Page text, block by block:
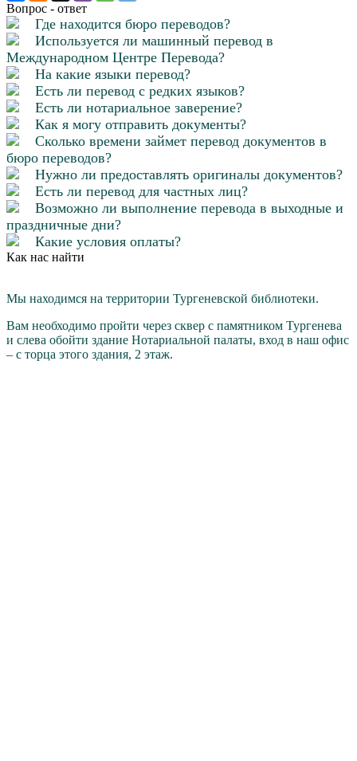
Вопрос - ответ
Где находится бюро переводов?
Используется ли машинный перевод в
Международном Центре Перевода?
На какие языки перевод?
Есть ли перевод с редких языков?
Есть ли нотариальное заверение?
Как я могу отправить документы?
Сколько времени займет перевод документов в
бюро переводов?
Нужно ли предоставлять оригиналы документов?
Есть ли перевод для частных лиц?
Возможно ли выполнение перевода в выходные и
праздничные дни?
Какие условия оплаты?
Как нас найти
Мы находимся на территории Тургеневской библиотеки.
Вам необходимо пройти через cквер с памятником Тургенева
и слева обойти здание Нотариальной палаты, вход в наш офис
– с торца этого здания, 2 этаж.